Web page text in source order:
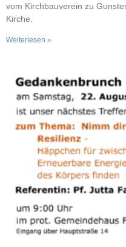
vom Kirchbauverein zu
Kirche.
Weiterlesen »